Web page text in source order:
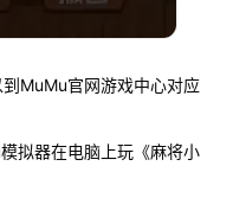
MuMu官网游戏中心对应
拟器在电脑上玩《麻将小